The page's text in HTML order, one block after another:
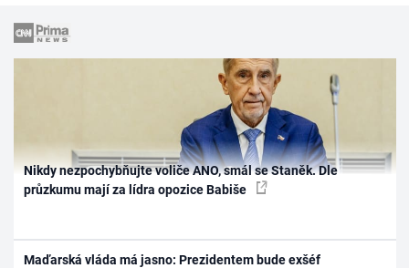
Nikdy nezpochybňujte voliče ANO, smál se Staněk. Dle
průzkumu mají za lídra opozice Babiše
Maďarská vláda má jasno: Prezidentem bude exšéf